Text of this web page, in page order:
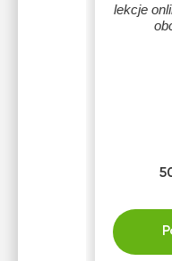
lekcje